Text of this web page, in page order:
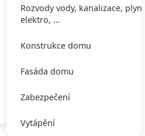
Rozvody vody, kanalizace, plynu,
elektro, …
Konstrukce domu
Fasáda domu
Zabezpečení
Vytápění